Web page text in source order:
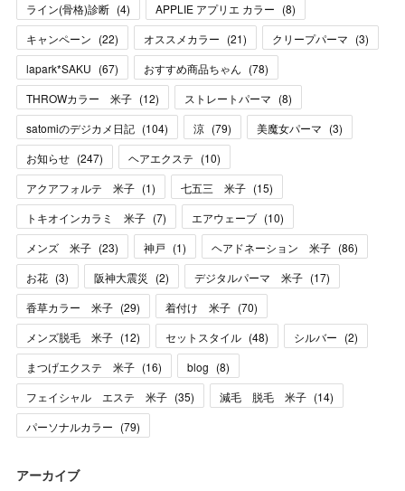
ライン(骨格)診断 (4) APPLIE アプリエ カラー (8)
キャンペーン (22) オススメカラー (21) クリープパーマ (3)
lapark*SAKU (67) おすすめ商品ちゃん (78)
THROWカラー 米子 (12) ストレートパーマ (8)
satomiのデジカメ日記 (104) 涼 (79) 美魔女パーマ (3)
お知らせ (247) ヘアエクステ (10)
アクアフォルテ 米子 (1) 七五三 米子 (15)
トキオインカラミ 米子 (7) エアウェーブ (10)
メンズ 米子 (23) 神戸 (1) ヘアドネーション 米子 (86)
お花 (3) 阪神大震災 (2) デジタルパーマ 米子 (17)
香草カラー 米子 (29) 着付け 米子 (70)
メンズ脱毛 米子 (12) セットスタイル (48) シルバー (2)
まつげエクステ 米子 (16) blog (8)
フェイシャル エステ 米子 (35) 減毛 脱毛 米子 (14)
パーソナルカラー (79)
アーカイブ